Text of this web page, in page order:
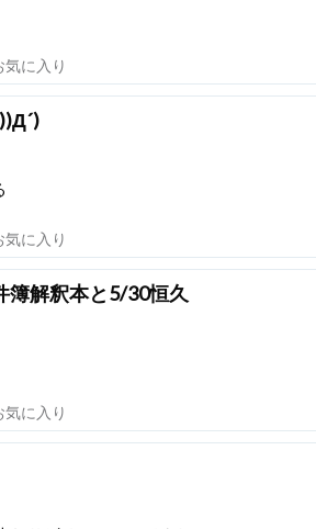
気に入り
気に入り
簿解釈本と5/30恒久
気に入り